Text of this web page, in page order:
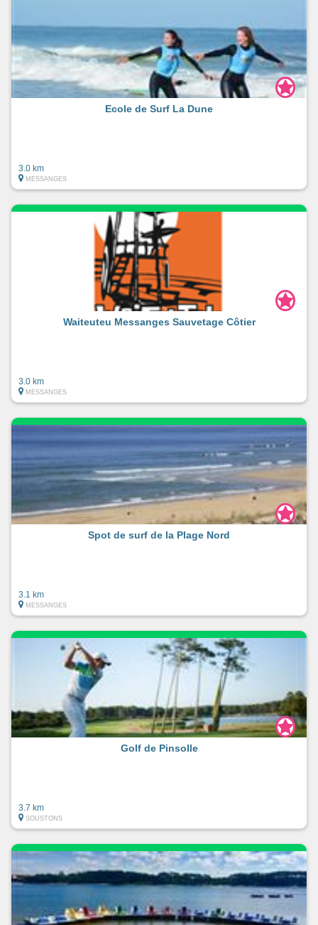
Ecole de Surf La Dune
3.0 km
MESSANGES
Waiteuteu Messanges Sauvetage Côtier
3.0 km
MESSANGES
Spot de surf de la Plage Nord
3.1 km
MESSANGES
Golf de Pinsolle
3.7 km
SOUSTONS